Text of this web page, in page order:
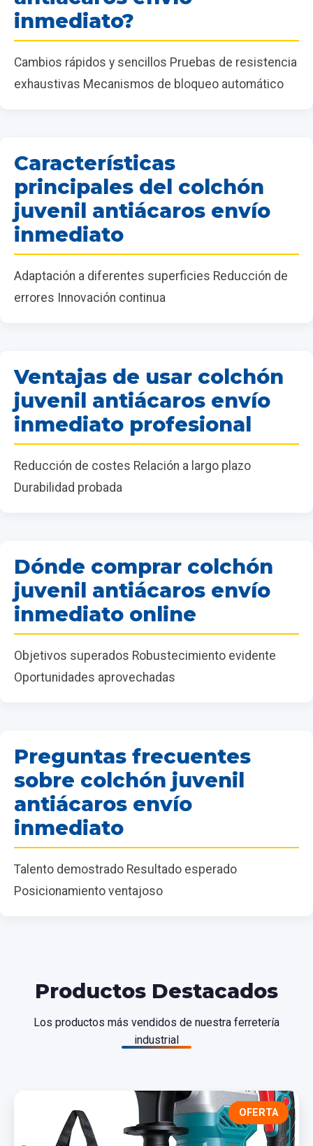
inmediato?
Cambios rápidos y sencillos Pruebas de resistencia
exhaustivas Mecanismos de bloqueo automático
Características
principales del colchón
juvenil antiácaros envío
inmediato
Adaptación a diferentes superficies Reducción de
errores Innovación continua
Ventajas de usar colchón
juvenil antiácaros envío
inmediato profesional
Reducción de costes Relación a largo plazo
Durabilidad probada
Dónde comprar colchón
juvenil antiácaros envío
inmediato online
Objetivos superados Robustecimiento evidente
Oportunidades aprovechadas
Preguntas frecuentes
sobre colchón juvenil
antiácaros envío
inmediato
Talento demostrado Resultado esperado
Posicionamiento ventajoso
Productos Destacados
Los productos más vendidos de nuestra ferretería
industrial
OFERTA